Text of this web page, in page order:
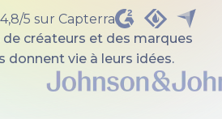
5 sur Capterra
créateurs et des marques
donnent vie à leurs idées.